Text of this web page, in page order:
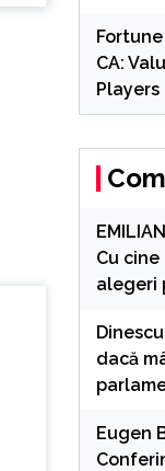
CA:
Players
Cu
alegeri
Dinescu
dacă
Eugen